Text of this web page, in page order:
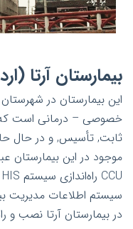
بیمارستان آرتا
این بیمارستان در
موجود در این بیمارستان
در بیمارستان آرتا نصب و